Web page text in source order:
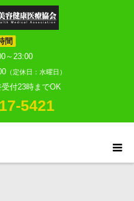
間
～23:00
（定休日：水曜日）
付23時までOK
5421